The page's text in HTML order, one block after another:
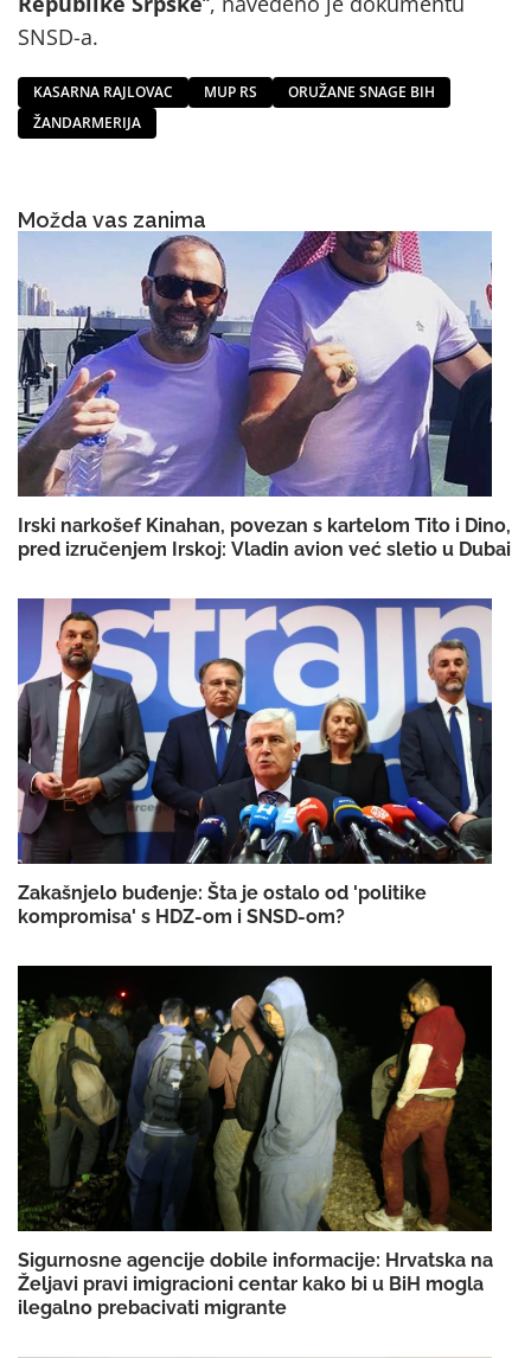
SNSD-a.
KASARNA RAJLOVAC MUP RS
ORUŽANE SNAGE BIH
ŽANDARMERIJA
Možda vas zanima
Irski narkošef Kinahan, povezan s kartelom Tito i Dino,
pred izručenjem Irskoj: Vladin avion već sletio u Dubai
Zakašnjelo buđenje: Šta je ostalo od 'politike
kompromisa' s HDZ-om i SNSD-om?
Sigurnosne agencije dobile informacije: Hrvatska na
Željavi pravi imigracioni centar kako bi u BiH mogla
ilegalno prebacivati migrante